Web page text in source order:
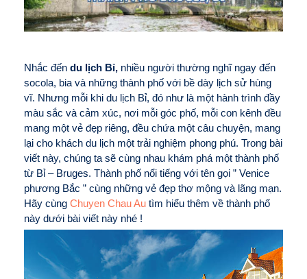
Nhắc đến du lịch Bỉ, nhiều người thường nghĩ ngay đến
socola, bia và những thành phố với bề dày lịch sử hùng
vĩ. Nhưng mỗi khi du lịch Bỉ, đó như là một hành trình đầy
màu sắc và cảm xúc, nơi mỗi góc phố, mỗi con kênh đều
mang một vẻ đẹp riêng, đều chứa một câu chuyện, mang
lại cho khách du lịch một trải nghiệm phong phú. Trong bài
viết này, chúng ta sẽ cùng nhau khám phá một thành phố
từ Bỉ – Bruges. Thành phố nổi tiếng với tên gọi ” Venice
phương Bắc ” cùng những vẻ đẹp thơ mộng và lãng mạn.
Hãy cùng Chuyen Chau Au tìm hiểu thêm về thành phố
này dưới bài viết này nhé !